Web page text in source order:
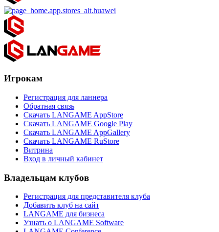
Игрокам
Регистрация для ланнера
Обратная связь
Скачать LANGAME AppStore
Скачать LANGAME Google Play
Скачать LANGAME AppGallery
Скачать LANGAME RuStore
Витрина
Вход в личный кабинет
Владельцам клубов
Регистрация для представителя клуба
Добавить клуб на сайт
LANGAME для бизнеса
Узнать о LANGAME Software